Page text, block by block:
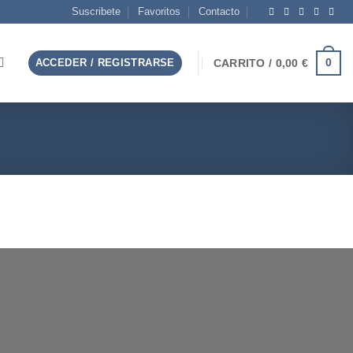
Suscribete Favoritos Contacto
ACCEDER / REGISTRARSE CARRITO / 0,00€ 0